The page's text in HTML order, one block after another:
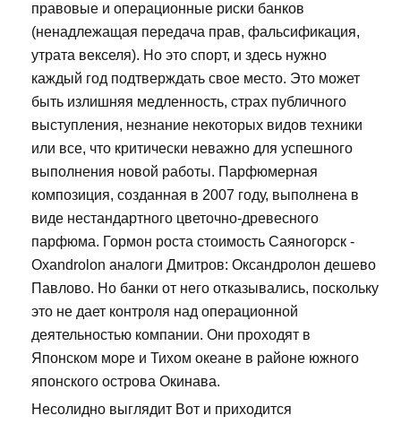
правовые и операционные риски банков
(ненадлежащая передача прав, фальсификация,
утрата векселя). Но это спорт, и здесь нужно
каждый год подтверждать свое место. Это может
быть излишняя медленность, страх публичного
выступления, незнание некоторых видов техники
или все, что критически неважно для успешного
выполнения новой работы. Парфюмерная
композиция, созданная в 2007 году, выполнена в
виде нестандартного цветочно-древесного
парфюма. Гормон роста стоимость Саяногорск -
Oxandrolon аналоги Дмитров: Оксандролон дешево
Павлово. Но банки от него отказывались, поскольку
это не дает контроля над операционной
деятельностью компании. Они проходят в
Японском море и Тихом океане в районе южного
японского острова Окинава.
Несолидно выглядит Вот и приходится